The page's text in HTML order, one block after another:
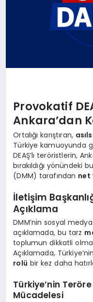
Provokatif
Ankara’dan
Ortalığı karıştıran,
Türkiye kamuoyunda
DEAŞ’lı teröristlerin,
bırakıldığı yönündeki
(DMM) tarafından net
İletişim
Açıklama
DMM’nin sosyal
açıklamada, bu tarz
toplumun dikkatli
Açıklamada,
rolü bir kez daha
Türkiye’nin Teröre
Mücadelesi